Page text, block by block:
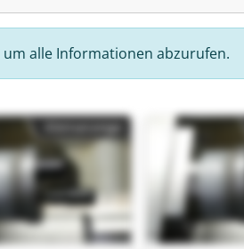
um alle Informationen abzurufen.